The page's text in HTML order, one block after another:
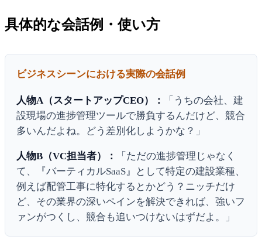
具体的な会話例・使い方
ビジネスシーンにおける実際の会話例
人物A（スタートアップCEO）：
「うちの会社、建
設現場の進捗管理ツールで勝負するんだけど、競合
多いんだよね。どう差別化しようかな？」
人物B（VC担当者）：
「ただの進捗管理じゃなく
て、『バーティカルSaaS』として特定の建設業種、
例えば配管工事に特化するとかどう？ニッチだけ
ど、その業界の深いペインを解決できれば、強いフ
ァンがつくし、競合も追いつけないはずだよ。」